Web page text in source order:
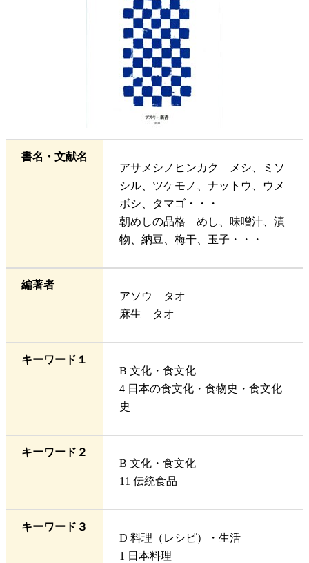
書名・文献名
アサメシノヒンカク メシ、ミソ
シル、ツケモノ、ナットウ、ウメ
ボシ、タマゴ・・・
朝めしの品格 めし、味噌汁、漬
物、納豆、梅干、玉子・・・
編著者
アソウ タオ
麻生 タオ
キーワード１
B 文化・食文化
4 日本の食文化・食物史・食文化
史
キーワード２
B 文化・食文化
11 伝統食品
キーワード３
D 料理（レシピ）・生活
1 日本料理